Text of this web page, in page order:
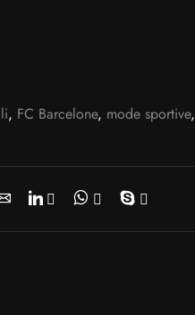
, FC Barcelone, mode sportive,